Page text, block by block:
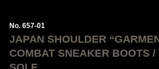
No. 657-01
JAPAN SHOULDER
COMBAT SNEAKER BOOTS